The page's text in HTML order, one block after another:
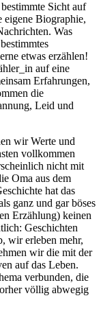
Sicht auf
eigene Biographie,
Was
etwas erzählen!
auf eine
Erfahrungen,
die
Leid und
wir Werte und
vollkommen
nicht mit
Oma aus dem
hat das
ganz und gar böses
Erzählung) keinen
Geschichten
wir erleben mehr,
wir die mit der
auf das Leben.
verbunden, die
völlig abwegig